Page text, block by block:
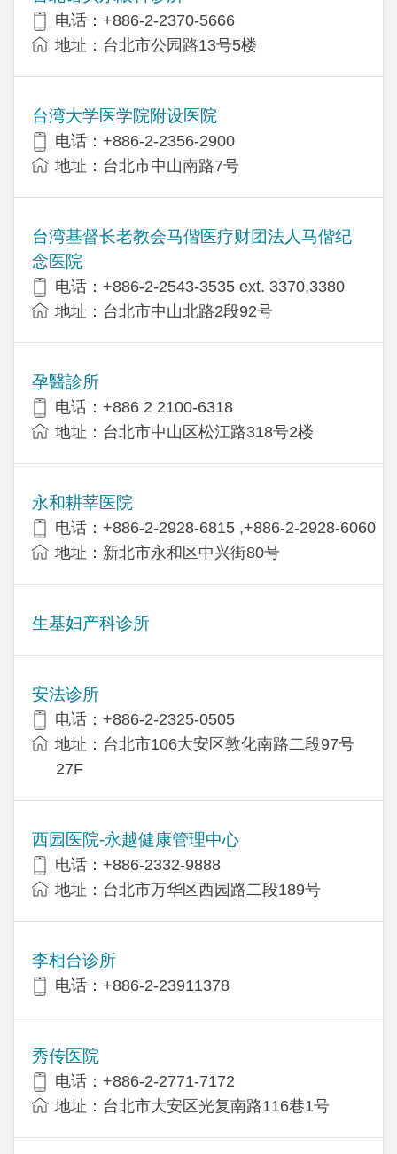
电话：+886-2-2370-5666
地址：台北市公园路13号5楼
台湾大学医学院附设医院
电话：+886-2-2356-2900
地址：台北市中山南路7号
台湾基督长老教会马偕医疗财团法人马偕纪
念医院
电话：+886-2-2543-3535 ext. 3370,3380
地址：台北市中山北路2段92号
孕醫診所
电话：+886 2 2100-6318
地址：台北市中山区松江路318号2楼
永和耕莘医院
电话：+886-2-2928-6815 ,+886-2-2928-6060
地址：新北市永和区中兴街80号
生基妇产科诊所
安法诊所
电话：+886-2-2325-0505
地址：台北市106大安区敦化南路二段97号
27F
西园医院-永越健康管理中心
电话：+886-2332-9888
地址：台北市万华区西园路二段189号
李相台诊所
电话：+886-2-23911378
秀传医院
电话：+886-2-2771-7172
地址：台北市大安区光复南路116巷1号